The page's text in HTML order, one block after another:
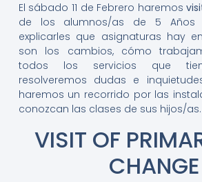
El sábado 11 de Febrero haremos
de los alumnos/as de 5 Años
explicarles que asignaturas hay
son los cambios, cómo
todos los servicios que
resolveremos dudas e
haremos un recorrido por las
conozcan las clases de sus hijos/as.
VISIT OF
CHANGE